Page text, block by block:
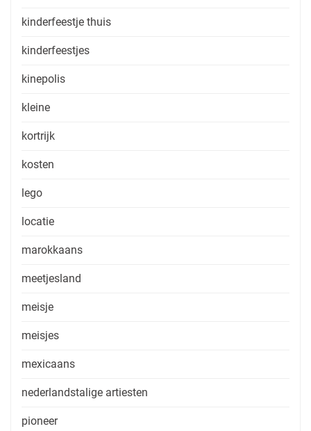
kinderfeestje thuis
kinderfeestjes
kinepolis
kleine
kortrijk
kosten
lego
locatie
marokkaans
meetjesland
meisje
meisjes
mexicaans
nederlandstalige artiesten
pioneer